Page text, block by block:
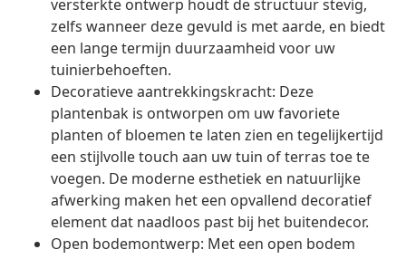
versterkte ontwerp houdt de structuur stevig,
zelfs wanneer deze gevuld is met aarde, en biedt
een lange termijn duurzaamheid voor uw
tuinierbehoeften.
Decoratieve aantrekkingskracht: Deze
plantenbak is ontworpen om uw favoriete
planten of bloemen te laten zien en tegelijkertijd
een stijlvolle touch aan uw tuin of terras toe te
voegen. De moderne esthetiek en natuurlijke
afwerking maken het een opvallend decoratief
element dat naadloos past bij het buitendecor.
Open bodemontwerp: Met een open bodem